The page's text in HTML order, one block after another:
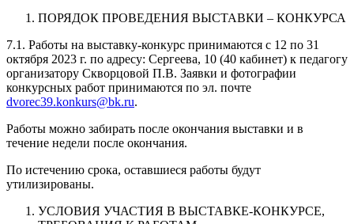
ПОРЯДОК ПРОВЕДЕНИЯ ВЫСТАВКИ – КОНКУРСА
7.1. Работы на выставку-конкурс принимаются с 12 по 31
октября 2023 г. по адресу: Сергеева, 10 (40 кабинет) к педагогу
организатору Скворцовой П.В. Заявки и фотографии
конкурсных работ принимаются по эл. почте
dvorec39.konkurs@bk.ru.
Работы можно забирать после окончания выставки и в
течение недели после окончания.
По истечению срока, оставшиеся работы будут
утилизированы.
УСЛОВИЯ УЧАСТИЯ В ВЫСТАВКЕ-КОНКУРСЕ,